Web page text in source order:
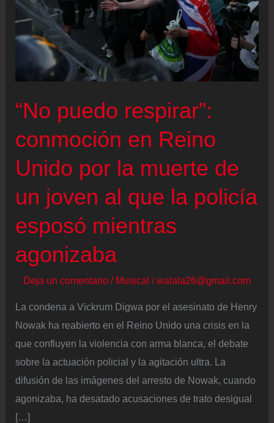
“No puedo respirar”:
conmoción en Reino
Unido por la muerte de
un joven al que la policía
esposó mientras
agonizaba
Deja un comentario / Musical /walala26@gmail.com
La condena a Vickrum Digwa por el asesinato de Henry
Nowak ha reabierto en el Reino Unido una crisis en la
que confluyen la violencia con arma blanca, el debate
sobre la actuación policial y la agitación ultra. La
difusión de las imágenes del arresto de Nowak, cuando
agonizaba, ha desatado acusaciones de trato desigual
[…]